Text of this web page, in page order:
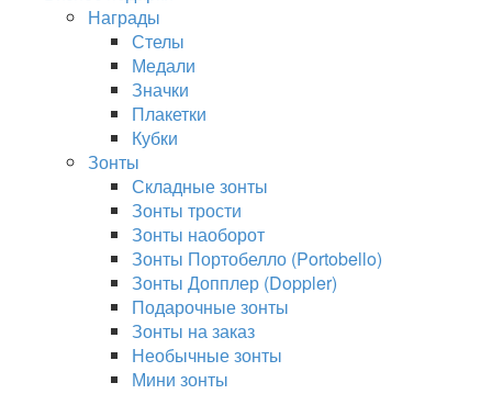
Награды
Стелы
Медали
Значки
Плакетки
Кубки
Зонты
Складные зонты
Зонты трости
Зонты наоборот
Зонты Портобелло (Portobello)
Зонты Допплер (Doppler)
Подарочные зонты
Зонты на заказ
Необычные зонты
Мини зонты